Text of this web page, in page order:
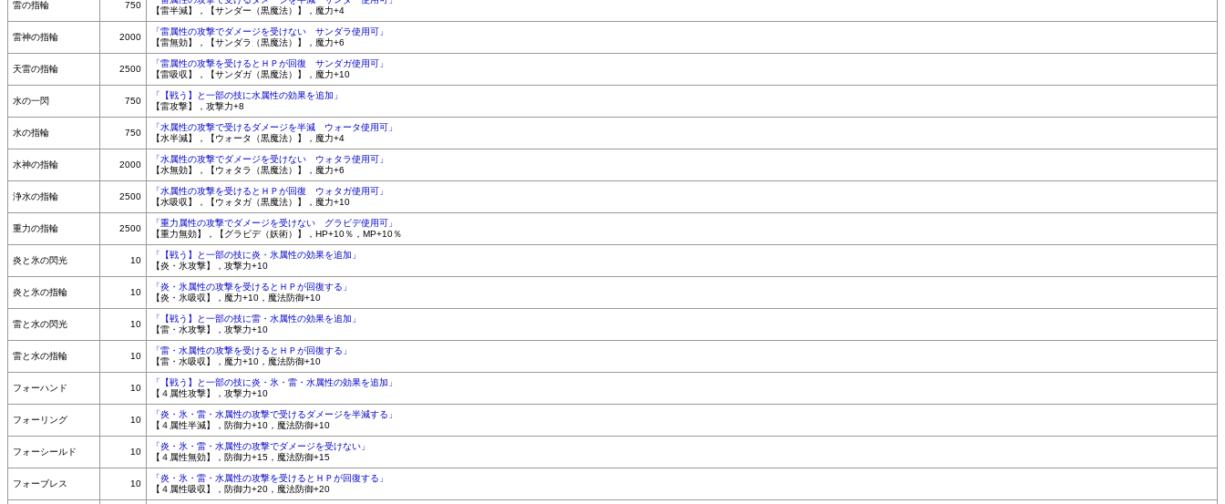
雷の指輪 750
【雷半減】，【サンダー（黒魔法）】，魔力+4
雷神の指輪 2000
「雷属性の攻撃でダメージを受けない サンダラ使用可」
【雷無効】，【サンダラ（黒魔法）】，魔力+6
天雷の指輪 2500
「雷属性の攻撃を受けるとＨＰが回復 サンダガ使用可」
【雷吸収】，【サンダガ（黒魔法）】，魔力+10
水の一閃 750
「【戦う】と一部の技に水属性の効果を追加」
【雷攻撃】，攻撃力+8
水の指輪 750
「水属性の攻撃で受けるダメージを半減 ウォータ使用可」
【水半減】，【ウォータ（黒魔法）】，魔力+4
水神の指輪 2000
「水属性の攻撃でダメージを受けない ウォタラ使用可」
【水無効】，【ウォタラ（黒魔法）】，魔力+6
浄水の指輪 2500
「水属性の攻撃を受けるとＨＰが回復 ウォタガ使用可」
【水吸収】，【ウォタガ（黒魔法）】，魔力+10
重力の指輪 2500
「重力属性の攻撃でダメージを受けない グラビデ使用可」
【重力無効】，【グラビデ（妖術）】，HP+10％，MP+10％
炎と氷の閃光 10
「【戦う】と一部の技に炎・氷属性の効果を追加」
【炎・氷攻撃】，攻撃力+10
炎と氷の指輪 10
「炎・氷属性の攻撃を受けるとＨＰが回復する」
【炎・氷吸収】，魔力+10，魔法防御+10
雷と水の閃光 10
「【戦う】と一部の技に雷・水属性の効果を追加」
【雷・水攻撃】，攻撃力+10
雷と水の指輪 10
「雷・水属性の攻撃を受けるとＨＰが回復する」
【雷・水吸収】，魔力+10，魔法防御+10
フォーハンド 10
「【戦う】と一部の技に炎・氷・雷・水属性の効果を追加」
【４属性攻撃】，攻撃力+10
フォーリング 10
「炎・氷・雷・水属性の攻撃で受けるダメージを半減する」
【４属性半減】，防御力+10，魔法防御+10
フォーシールド 10
「炎・氷・雷・水属性の攻撃でダメージを受けない」
【４属性無効】，防御力+15，魔法防御+15
フォーブレス 10
「炎・氷・雷・水属性の攻撃を受けるとＨＰが回復する」
【４属性吸収】，防御力+20，魔法防御+20